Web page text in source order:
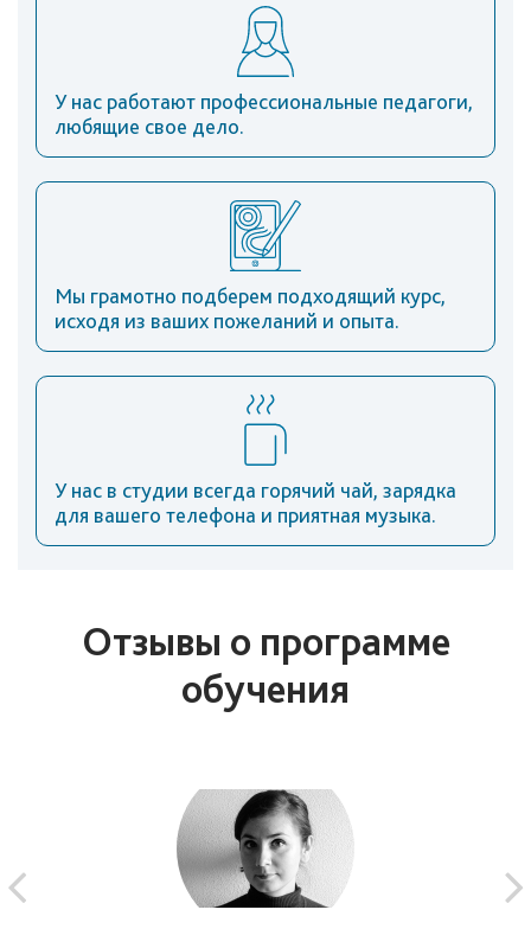
У нас работают профессиональные педагоги,
любящие свое дело.
Мы грамотно подберем подходящий курс,
исходя из ваших пожеланий и опыта.
У нас в студии всегда горячий чай, зарядка
для вашего телефона и приятная музыка.
Отзывы о программе
обучения